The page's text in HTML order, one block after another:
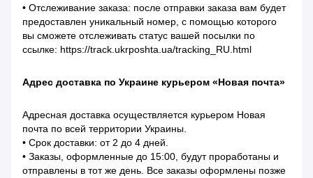
• Отслеживание заказа: после отправки заказа вам будет
предоставлен уникальный номер, с помощью которого
вы сможете отслеживать статус вашей посылки по
ссылке: https://track.ukrposhta.ua/tracking_RU.html
Адрес доставка по Украине курьером «Новая почта»
Адресная доставка осуществляется курьером Новая
почта по всей территории Украины.
• Срок доставки: от 2 до 4 дней.
• Заказы, оформленные до 15:00, будут проработаны и
отправлены в тот же день. Все заказы оформлены позже